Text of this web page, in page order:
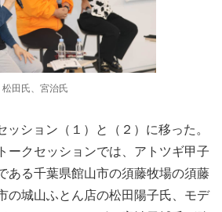
田氏、宮治氏
ション（１）と（２）に移った。
ークセッションでは、アトツギ甲子
ある千葉県館山市の須藤牧場の須藤
の城山ふとん店の松田陽子氏、モデ